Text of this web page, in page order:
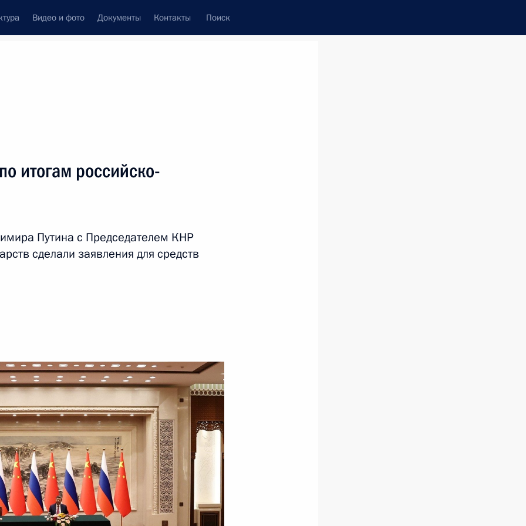
Видео и фото Документы Контакты Поиск
китайского
китайских
итогам российско-
Путина с Председателем КНР
сделали заявления для средств